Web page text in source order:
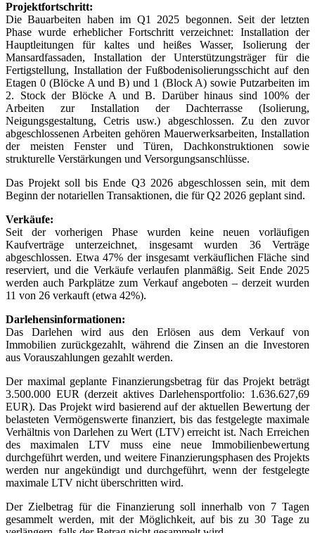
Projektfortschritt:
Die Bauarbeiten haben im Q1 2025 begonnen. Seit der letzten
Phase wurde erheblicher Fortschritt verzeichnet: Installation der
Hauptleitungen für kaltes und heißes Wasser, Isolierung der
Mansardfassaden, Installation der Unterstützungsträger für die
Fertigstellung, Installation der Fußbodenisolierungsschicht auf den
Etagen 0 (Blöcke A und B) und 1 (Block A) sowie Putzarbeiten im
2. Stock der Blöcke A und B. Darüber hinaus sind 100% der
Arbeiten zur Installation der Dachterrasse (Isolierung,
Neigungsgestaltung, Cetris usw.) abgeschlossen. Zu den zuvor
abgeschlossenen Arbeiten gehören Mauerwerksarbeiten, Installation
der meisten Fenster und Türen, Dachkonstruktionen sowie
strukturelle Verstärkungen und Versorgungsanschlüsse.
Das Projekt soll bis Ende Q3 2026 abgeschlossen sein, mit dem
Beginn der notariellen Transaktionen, die für Q2 2026 geplant sind.
Verkäufe:
Seit der vorherigen Phase wurden keine neuen vorläufigen
Kaufverträge unterzeichnet, insgesamt wurden 36 Verträge
abgeschlossen. Etwa 47% der insgesamt verkäuflichen Fläche sind
reserviert, und die Verkäufe verlaufen planmäßig. Seit Ende 2025
werden auch Parkplätze zum Verkauf angeboten – derzeit wurden
11 von 26 verkauft (etwa 42%).
Darlehensinformationen:
Das Darlehen wird aus den Erlösen aus dem Verkauf von
Immobilien zurückgezahlt, während die Zinsen an die Investoren
aus Vorauszahlungen gezahlt werden.
Der maximal geplante Finanzierungsbetrag für das Projekt beträgt
3.500.000 EUR (derzeit aktives Darlehensportfolio: 1.636.627,69
EUR). Das Projekt wird basierend auf der aktuellen Bewertung der
belasteten Vermögenswerte finanziert, bis das festgelegte maximale
Verhältnis von Darlehen zu Wert (LTV) erreicht ist. Nach Erreichen
des maximalen LTV muss eine neue Immobilienbewertung
durchgeführt werden, und weitere Finanzierungsphasen des Projekts
werden nur angekündigt und durchgeführt, wenn der festgelegte
maximale LTV nicht überschritten wird.
Der Zielbetrag für die Finanzierung soll innerhalb von 7 Tagen
gesammelt werden, mit der Möglichkeit, auf bis zu 30 Tage zu